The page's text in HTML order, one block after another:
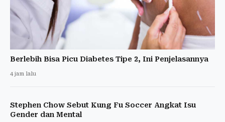
Berlebih Bisa Picu Diabetes Tipe 2, Ini Penjelasannya
4 jam lalu
Stephen Chow Sebut Kung Fu Soccer Angkat Isu
Gender dan Mental